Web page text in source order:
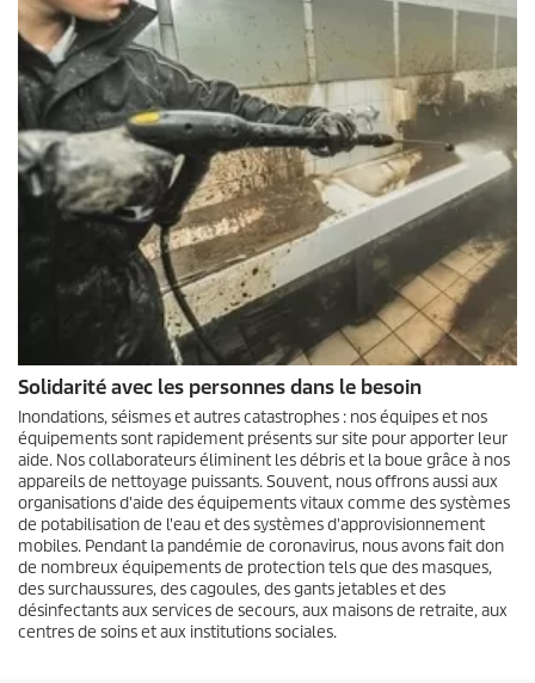
Solidarité avec les personnes dans le besoin
Inondations, séismes et autres catastrophes : nos équipes et nos
équipements sont rapidement présents sur site pour apporter leur
aide. Nos collaborateurs éliminent les débris et la boue grâce à nos
appareils de nettoyage puissants. Souvent, nous offrons aussi aux
organisations d'aide des équipements vitaux comme des systèmes
de potabilisation de l'eau et des systèmes d'approvisionnement
mobiles. Pendant la pandémie de coronavirus, nous avons fait don
de nombreux équipements de protection tels que des masques,
des surchaussures, des cagoules, des gants jetables et des
désinfectants aux services de secours, aux maisons de retraite, aux
centres de soins et aux institutions sociales.